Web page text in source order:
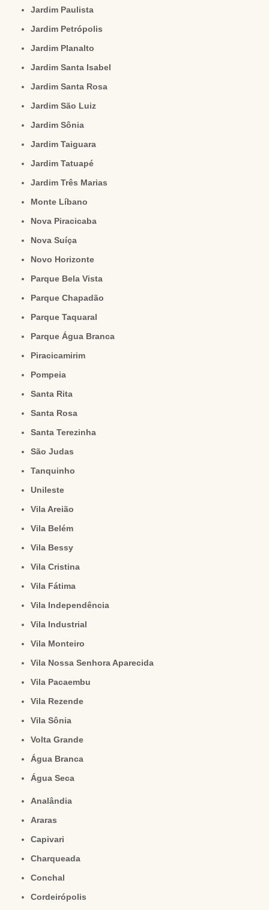
Jardim Paulista
Jardim Petrópolis
Jardim Planalto
Jardim Santa Isabel
Jardim Santa Rosa
Jardim São Luiz
Jardim Sônia
Jardim Taiguara
Jardim Tatuapé
Jardim Três Marias
Monte Líbano
Nova Piracicaba
Nova Suíça
Novo Horizonte
Parque Bela Vista
Parque Chapadão
Parque Taquaral
Parque Água Branca
Piracicamirim
Pompeia
Santa Rita
Santa Rosa
Santa Terezinha
São Judas
Tanquinho
Unileste
Vila Areião
Vila Belém
Vila Bessy
Vila Cristina
Vila Fátima
Vila Independência
Vila Industrial
Vila Monteiro
Vila Nossa Senhora Aparecida
Vila Pacaembu
Vila Rezende
Vila Sônia
Volta Grande
Água Branca
Água Seca
Analândia
Araras
Capivari
Charqueada
Conchal
Cordeirópolis